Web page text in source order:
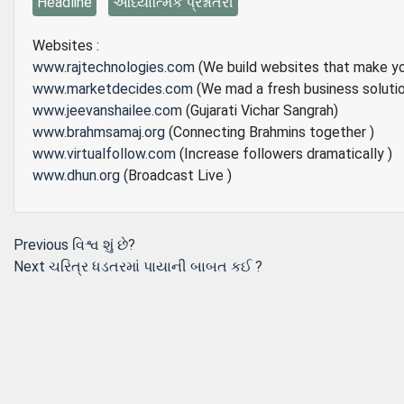
Websites :
www.rajtechnologies.com (We build websites that make
www.marketdecides.com (We mad a fresh business
www.jeevanshailee.com (Gujarati Vichar Sangrah)
www.brahmsamaj.org (Connecting Brahmins together )
www.virtualfollow.com (Increase followers dramatically )
www.dhun.org (Broadcast Live )
Post
navigation
Previous Previous
post:
વિશ્વ શું છે?
Next Next
ચરિત્ર ધડતરમાં પાયાની બાબત કઈ ?